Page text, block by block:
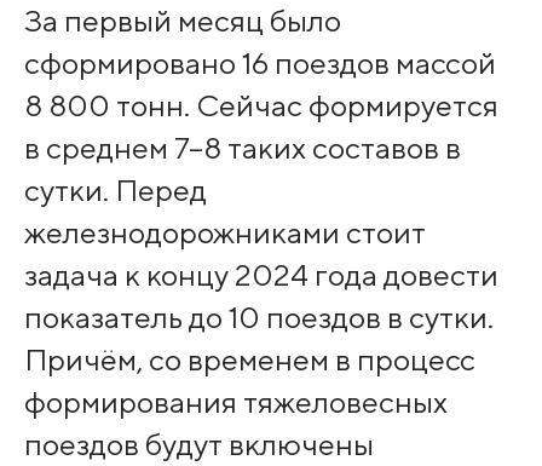
За первый месяц было
сформировано 16 поездов массой
8 800 тонн. Сейчас формируется
в среднем 7–8 таких составов в
сутки. Перед
железнодорожниками стоит
задача к концу 2024 года довести
показатель до 10 поездов в сутки.
Причём, со временем в процесс
формирования тяжеловесных
поездов будут включены